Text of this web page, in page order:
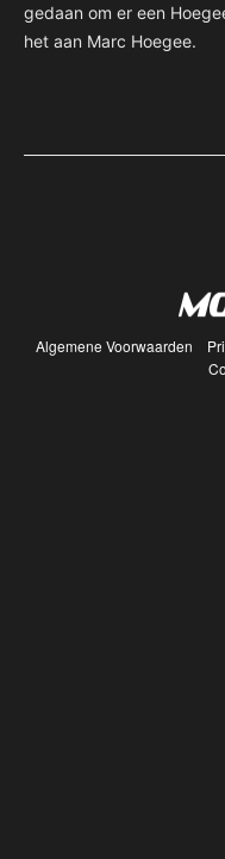
gedaan om er een
het aan Marc Hoegee.
Algemene Voorwaarden